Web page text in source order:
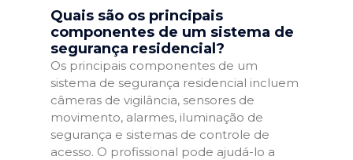
Quais são os principais
componentes de um sistema de
segurança residencial?
Os principais componentes de um
sistema de segurança residencial incluem
câmeras de vigilância, sensores de
movimento, alarmes, iluminação de
segurança e sistemas de controle de
acesso. O profissional pode ajudá-lo a